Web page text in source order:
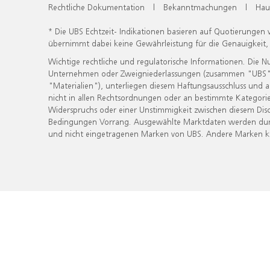
Rechtliche Dokumentation | Bekanntmachungen |
* Die UBS Echtzeit- Indikationen basieren auf
übernimmt dabei keine Gewährleistung für die
Wichtige rechtliche und regulatorische Informationen. Die
Unternehmen oder Zweigniederlassungen (zusammen
"Materialien"), unterliegen diesem Haftungsausschluss
nicht in allen Rechtsordnungen oder an bestimmte
Widerspruchs oder einer Unstimmigkeit zwischen diesem
Bedingungen Vorrang. Ausgewählte Marktdaten werden
und nicht eingetragenen Marken von UBS. Andere Marken